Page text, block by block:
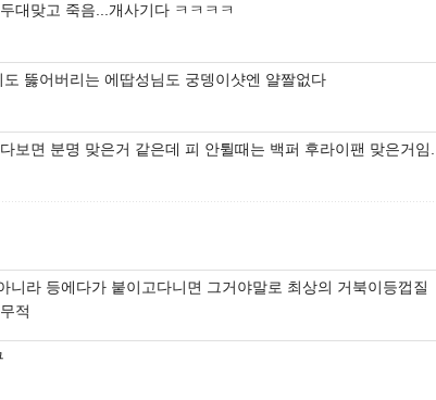
대맞고 죽음...개사기다 ㅋㅋㅋㅋ
도 뚫어버리는 에땁성님도 궁뎅이샷엔 얄짤없다
보면 분명 맞은거 같은데 피 안튈때는 백퍼 후라이팬 맞은거임.
니라 등에다가 붙이고다니면 그거야말로 최상의 거북이등껍질
적